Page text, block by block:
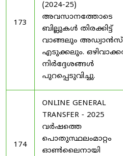
173
(2024-25)
അവസാനത്തോടെ
ബില്ലുകൾ തിരക്കിട്ട്
വാങ്ങലും അഡ്വാൻസ്
എടുക്കലും.
നിർദ്ദേശങ്ങൾ
പുറപ്പെടുവിച്ചു.
174
ONLINE GENERAL
TRANSFER - 2025
വർഷത്തെ
പൊതുസ്ഥലംമാറ്റം
ഓൺലൈനായി